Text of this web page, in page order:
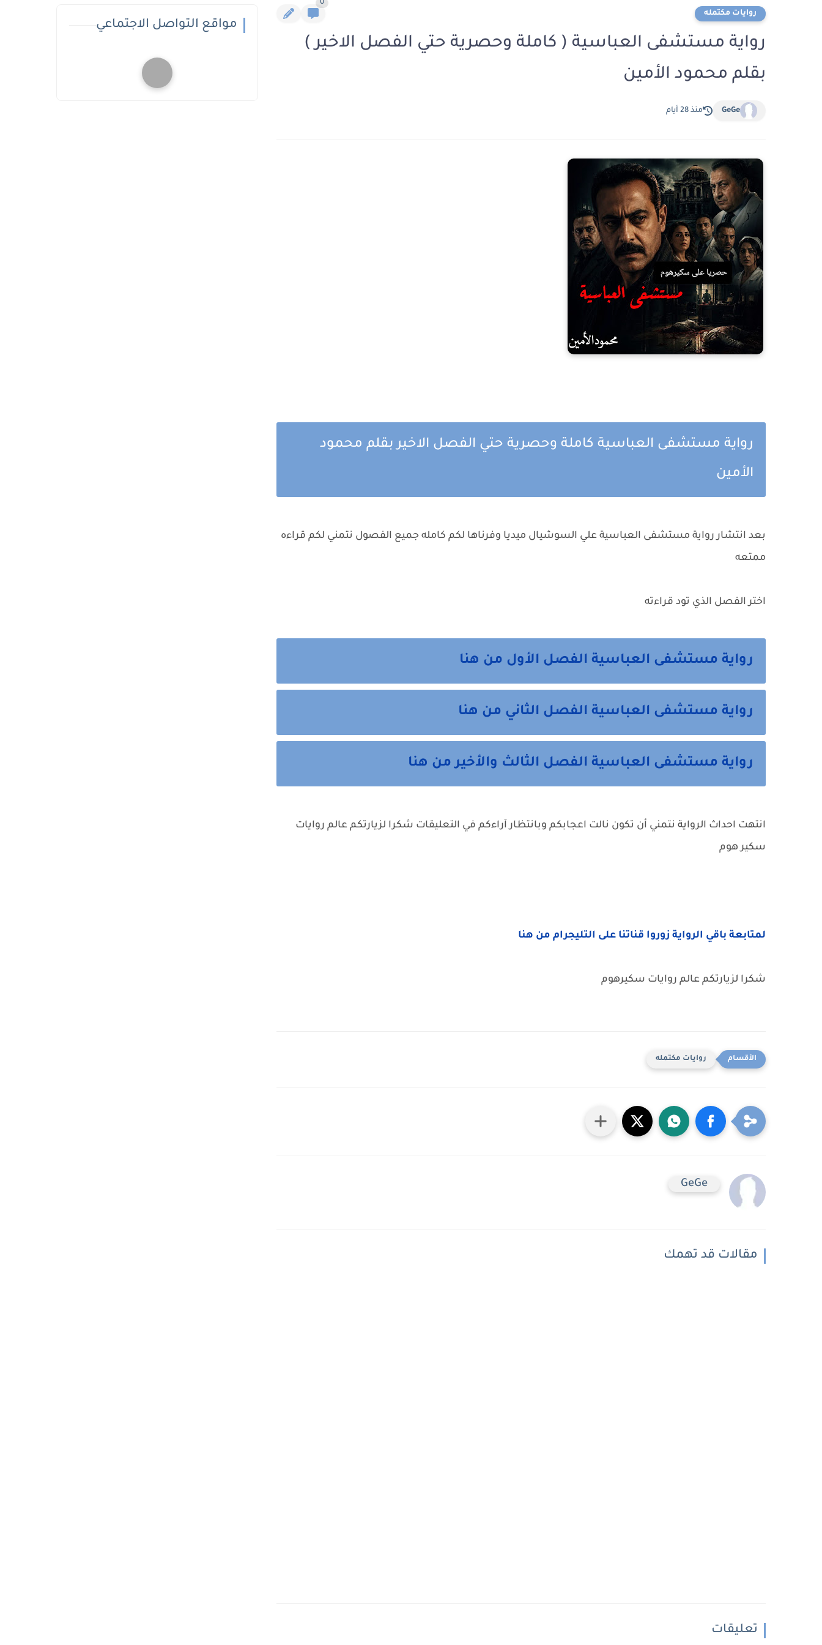
روايات مكتمله
0
رواية مستشفى العباسية ( كاملة وحصرية حتي الفصل الاخير )
بقلم محمود الأمين
GeGe منذ 28 أيام
رواية مستشفى العباسية كاملة وحصرية حتي الفصل الاخير بقلم محمود
الأمين
بعد انتشار رواية مستشفى العباسية علي السوشيال ميديا وفرناها لكم كامله جميع الفصول نتمني لكم قراءه
ممتعه
اختر الفصل الذي تود قراءته
رواية مستشفى العباسية الفصل الأول من هنا
رواية مستشفى العباسية الفصل الثاني من هنا
رواية مستشفى العباسية الفصل الثالث والأخير من هنا
انتهت احداث الرواية نتمني أن تكون نالت اعجابكم وبانتظار آراءكم في التعليقات شكرا لزيارتكم عالم روايات
سكير هوم
لمتابعة باقي الرواية زوروا قناتنا على التليجرام من هنا
شكرا لزيارتكم عالم روايات سكيرهوم
روايات مكتمله
GeGe
مقالات قد تهمك
تعليقات
مواقع التواصل الاجتماعي